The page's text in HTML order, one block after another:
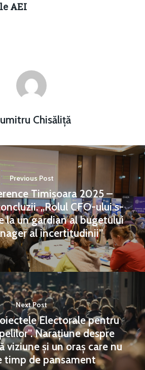
AEI
Chisăliță
Previous Post
Timișoara 2025 –
„Rolul CFO-ului s-
la un gardian al bugetului
al incertitudinii”
Next Post
Electorale pentru
Narațiune despre
viziune și un oraș care nu
timp de pansament